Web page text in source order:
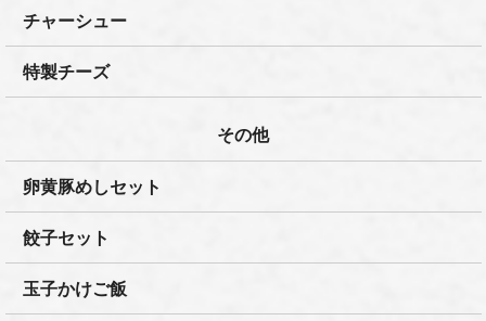
チャーシュー
特製チーズ
その他
卵黄豚めしセット
餃子セット
玉子かけご飯